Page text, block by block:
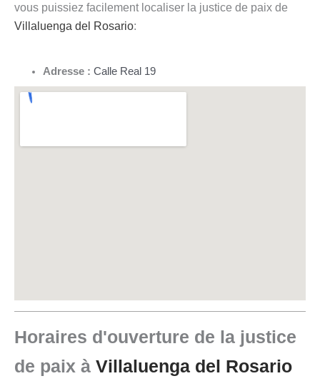
vous puissiez facilement localiser la justice de paix de
Villaluenga del Rosario:
Adresse : Calle Real 19
Horaires d'ouverture de la justice
de paix à Villaluenga del Rosario